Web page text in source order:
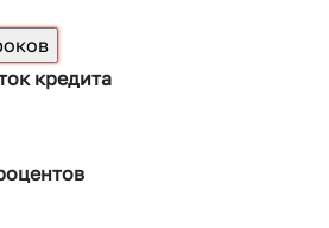
кредита